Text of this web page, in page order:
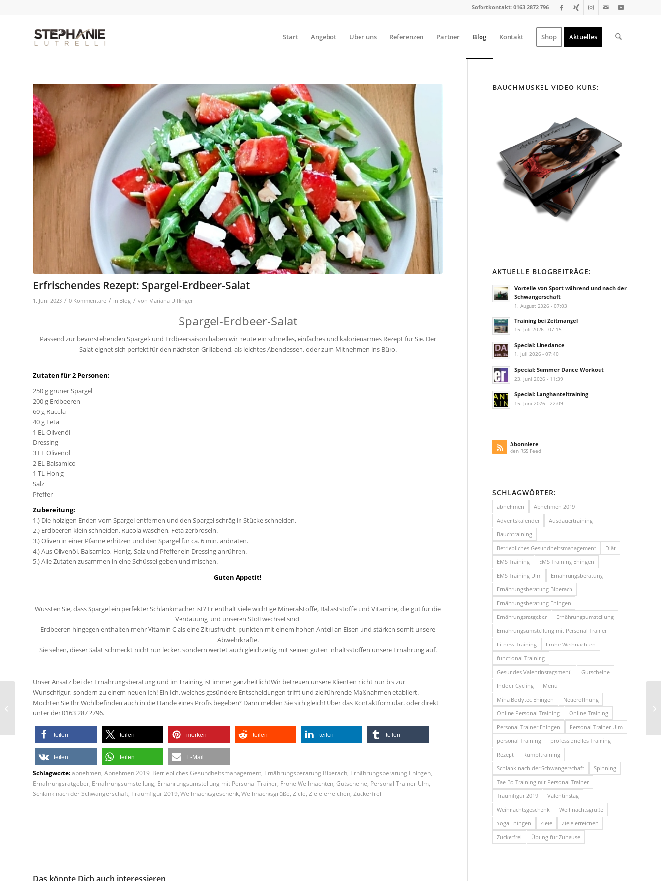
Sofortkontakt: 0163 2872 796
Start Angebot Über uns Referenzen Partner Blog Kontakt Shop Aktuelles
Erfrischendes Rezept: Spargel-Erdbeer-Salat
1. Juni 2023 / 0 Kommentare / in Blog / von Mariana Uiffinger
Spargel-Erdbeer-Salat
Passend zur bevorstehenden Spargel- und Erdbeersaison haben wir heute ein schnelles, einfaches und kalorienarmes Rezept für Sie. Der
Salat eignet sich perfekt für den nächsten Grillabend, als leichtes Abendessen, oder zum Mitnehmen ins Büro.
Zutaten für 2 Personen:
250 g grüner Spargel
200 g Erdbeeren
60 g Rucola
40 g Feta
1 EL Olivenöl
Dressing
3 EL Olivenöl
2 EL Balsamico
1 TL Honig
Salz
Pfeffer
Zubereitung:
1.) Die holzigen Enden vom Spargel entfernen und den Spargel schräg in Stücke schneiden.
2.) Erdbeeren klein schneiden, Rucola waschen, Feta zerbröseln.
3.) Oliven in einer Pfanne erhitzen und den Spargel für ca. 6 min. anbraten.
4.) Aus Olivenöl, Balsamico, Honig, Salz und Pfeffer ein Dressing anrühren.
5.) Alle Zutaten zusammen in eine Schüssel geben und mischen.
Guten Appetit!
Wussten Sie, dass Spargel ein perfekter Schlankmacher ist? Er enthält viele wichtige Mineralstoffe, Ballaststoffe und Vitamine, die gut für die
Verdauung und unseren Stoffwechsel sind.
Erdbeeren hingegen enthalten mehr Vitamin C als eine Zitrusfrucht, punkten mit einem hohen Anteil an Eisen und stärken somit unsere
Abwehrkräfte.
Sie sehen, dieser Salat schmeckt nicht nur lecker, sondern wertet auch gleichzeitig mit seinen guten Inhaltsstoffen unsere Ernährung auf.
Unser Ansatz bei der Ernährungsberatung und im Training ist immer ganzheitlich! Wir betreuen unsere Klienten nicht nur bis zur
Wunschfigur, sondern zu einem neuen Ich! Ein Ich, welches gesündere Entscheidungen trifft und zielführende Maßnahmen etabliert.
Möchten Sie Ihr Wohlbefinden auch in die Hände eines Profis begeben? Dann melden Sie sich gleich! Über das Kontaktformular, oder direkt
unter der 0163 287 2796.
teilen teilen merken teilen teilen teilen
teilen teilen E-Mail
Schlagworte:abnehmen Abnehmen 2019 Betriebliches Gesundheitsmanagement Ernährungsberatung Biberach Ernährungsberatung Ehingen
Ernährungsratgeber Ernährungsumstellung Ernährungsumstellung mit Personal Trainer Frohe Weihnachten Gutscheine Personal Trainer Ulm
Schlank nach der Schwangerschaft Traumfigur 2019 Weihnachtsgeschenk Weihnachtsgrüße Ziele Ziele erreichen Zuckerfrei
Das könnte Dich auch interessieren
BAUCHMUSKEL VIDEO KURS:
AKTUELLE BLOGBEITRÄGE:
Vorteile von Sport während und nach der
Schwangerschaft
1. August 2026 - 07:03
Training bei Zeitmangel
15. Juli 2026 - 07:15
Special: Linedance
1. Juli 2026 - 07:40
Special: Summer Dance Workout
23. Juni 2026 - 11:39
Special: Langhanteltraining
15. Juni 2026 - 22:09
Abonniere
den RSS Feed
SCHLAGWÖRTER:
abnehmen
Abnehmen 2019
Adventskalender
Ausdauertraining
Bauchtraining
Betriebliches Gesundheitsmanagement
Diät
EMS Training
EMS Training Ehingen
EMS Training Ulm
Ernährungsberatung
Ernährungsberatung Biberach
Ernährungsberatung Ehingen
Ernährungsratgeber
Ernährungsumstellung
Ernährungsumstellung mit Personal Trainer
Fitness Training
Frohe Weihnachten
functional Training
Gesundes Valentinstagsmenü
Gutscheine
Indoor Cycling
Menü
Miha Bodytec Ehingen
Neueröffnung
Online Personal Training
Online Training
Personal Trainer Ehingen
Personal Trainer Ulm
personal Training
professionelles Training
Rezept
Rumpftraining
Schlank nach der Schwangerschaft
Spinning
Tae Bo Training mit Personal Trainer
Traumfigur 2019
Valentinstag
Weihnachtsgeschenk
Weihnachtsgrüße
Yoga Ehingen
Ziele
Ziele erreichen
Zuckerfrei
Übung für Zuhause
Neues Teammitglied:
Sonja!